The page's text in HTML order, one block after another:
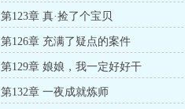
第123章 真·捡了个宝贝
第126章 充满了疑点的案件
第129章 娘娘，我一定好好干
第132章 一夜成就炼师